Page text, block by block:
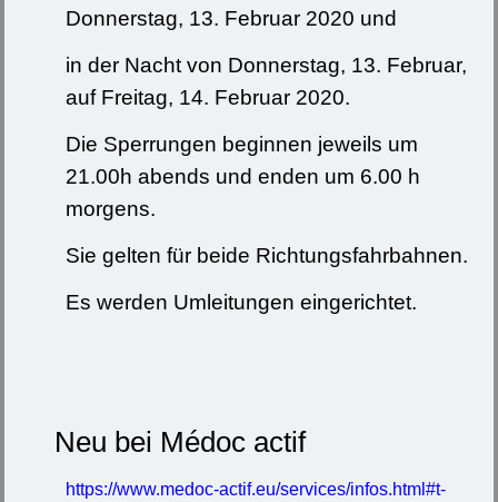
Donnerstag, 13. Februar 2020 und
in der Nacht von Donnerstag, 13. Februar,
auf Freitag, 14. Februar 2020.
Die Sperrungen beginnen jeweils um
21.00h abends und enden um 6.00 h
morgens.
Sie gelten für beide Richtungsfahrbahnen.
Es werden Umleitungen eingerichtet.
Neu bei Médoc actif
https://www.medoc-actif.eu/services/infos.html#t-